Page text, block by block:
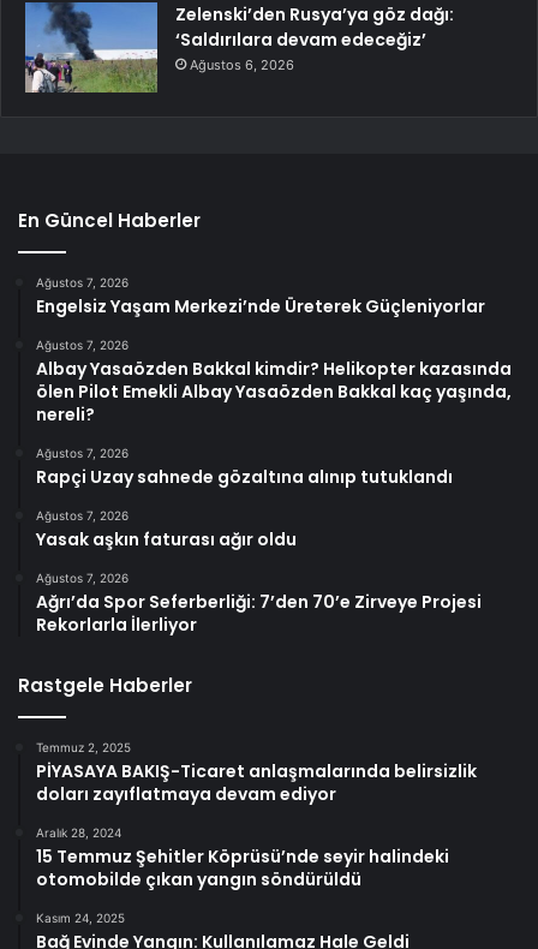
Zelenski’den Rusya’ya göz dağı:
‘Saldırılara devam edeceğiz’
Ağustos 6, 2026
En Güncel Haberler
Ağustos 7, 2026
Engelsiz Yaşam Merkezi’nde Üreterek Güçleniyorlar
Ağustos 7, 2026
Albay Yasaözden Bakkal kimdir? Helikopter kazasında
ölen Pilot Emekli Albay Yasaözden Bakkal kaç yaşında,
nereli?
Ağustos 7, 2026
Rapçi Uzay sahnede gözaltına alınıp tutuklandı
Ağustos 7, 2026
Yasak aşkın faturası ağır oldu
Ağustos 7, 2026
Ağrı’da Spor Seferberliği: 7’den 70’e Zirveye Projesi
Rekorlarla İlerliyor
Rastgele Haberler
Temmuz 2, 2025
PİYASAYA BAKIŞ-Ticaret anlaşmalarında belirsizlik
doları zayıflatmaya devam ediyor
Aralık 28, 2024
15 Temmuz Şehitler Köprüsü’nde seyir halindeki
otomobilde çıkan yangın söndürüldü
Kasım 24, 2025
Bağ Evinde Yangın: Kullanılamaz Hale Geldi